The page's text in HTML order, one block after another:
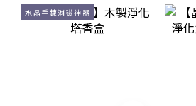
水晶手鍊消磁神器